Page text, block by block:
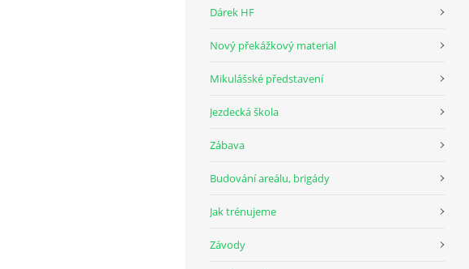
Dárek HF
Nový překážkový material
Mikulášské představení
Jezdecká škola
Zábava
Budování areálu, brigády
Jak trénujeme
Závody